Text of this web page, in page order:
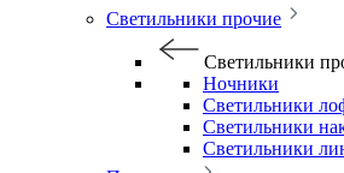
Светильники прочие
Светильники
Ночники
Светильники
Светильники
Светильники